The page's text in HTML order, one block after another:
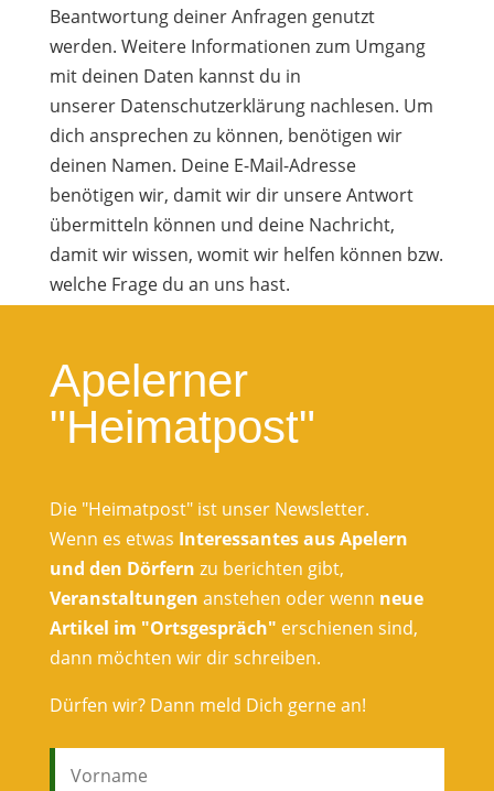
Beantwortung deiner Anfragen genutzt
werden. Weitere Informationen zum Umgang
mit deinen Daten kannst du in
unserer Datenschutzerklärung nachlesen. Um
dich ansprechen zu können, benötigen wir
deinen Namen. Deine E-Mail-Adresse
benötigen wir, damit wir dir unsere Antwort
übermitteln können und deine Nachricht,
damit wir wissen, womit wir helfen können bzw.
welche Frage du an uns hast.
Apelerner
"Heimatpost"
Die "Heimatpost" ist unser Newsletter.
Wenn es etwas Interessantes aus Apelern
und den Dörfern zu berichten gibt,
Veranstaltungen anstehen oder wenn neue
Artikel im "Ortsgespräch" erschienen sind,
dann möchten wir dir schreiben.
Dürfen wir? Dann meld Dich gerne an!